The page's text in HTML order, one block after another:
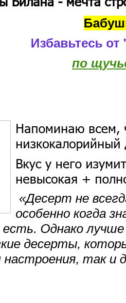
Избавьтесь
по
Напоминаю всем,
Вкус у него
невысокая +
«Десерт не
особенно когда
есть. Однако
десерты,
настроения, так и